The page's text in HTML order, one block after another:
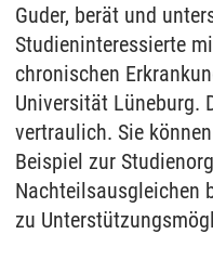
Guder, berät und
Studieninteressierte
chronischen
Universität Lüneburg.
vertraulich. Sie
Beispiel zur
Nachteilsausgleichen
zu